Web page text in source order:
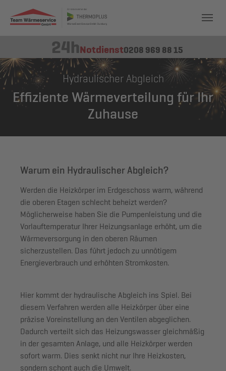
24hNotdienst0208 969 88 15
Hydraulischer Abgleich
Effiziente Wärmeverteilung für Ihr
Zuhause
Warum ein Hydraulischer Abgleich?
Werden die Heizkörper im Erdgeschoss warm, während
die oberen Etagen schlecht beheizt werden?
Möglicherweise haben Sie die Pumpenleistung und die
Vorlauftemperatur Ihrer Heizungsanlage erhöht, um die
Wärmeversorgung in den oberen Räumen
sicherzustellen. Das führt jedoch zu unnötigem
Energieverbrauch und erhöhten Stromkosten.
Hier kommt der hydraulische Abgleich ins Spiel. Bei
diesem Verfahren werden alle Heizkörper über eine
präzise Voreinstellung an den Ventilen abgeglichen.
Dadurch verteilt sich das Heizungswasser gleichmäßig
in der gesamten Anlage, und alle Heizkörper werden
sofort warm. Dies senkt nicht nur Ihre Heizkosten,
sondern schont auch die Umwelt.